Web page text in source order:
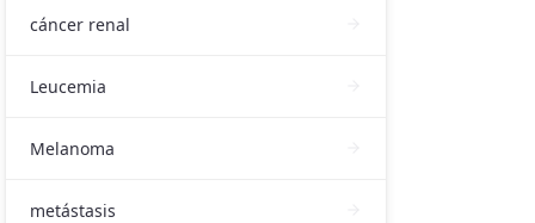
cáncer renal
Leucemia
Melanoma
metástasis